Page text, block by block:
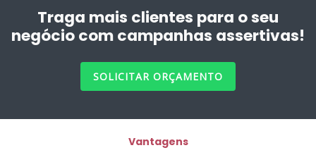
Traga mais clientes para o seu
negócio com campanhas assertivas!
SOLICITAR ORÇAMENTO
Vantagens